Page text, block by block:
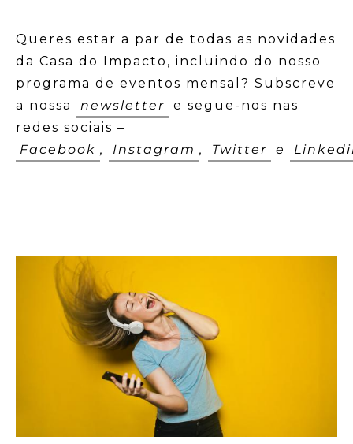
Queres estar a par de todas as novidades
da Casa do Impacto, incluindo do nosso
programa de eventos mensal? Subscreve
a nossa
newsletter
e segue-nos nas
redes sociais –
Facebook , Instagram , Twitter e